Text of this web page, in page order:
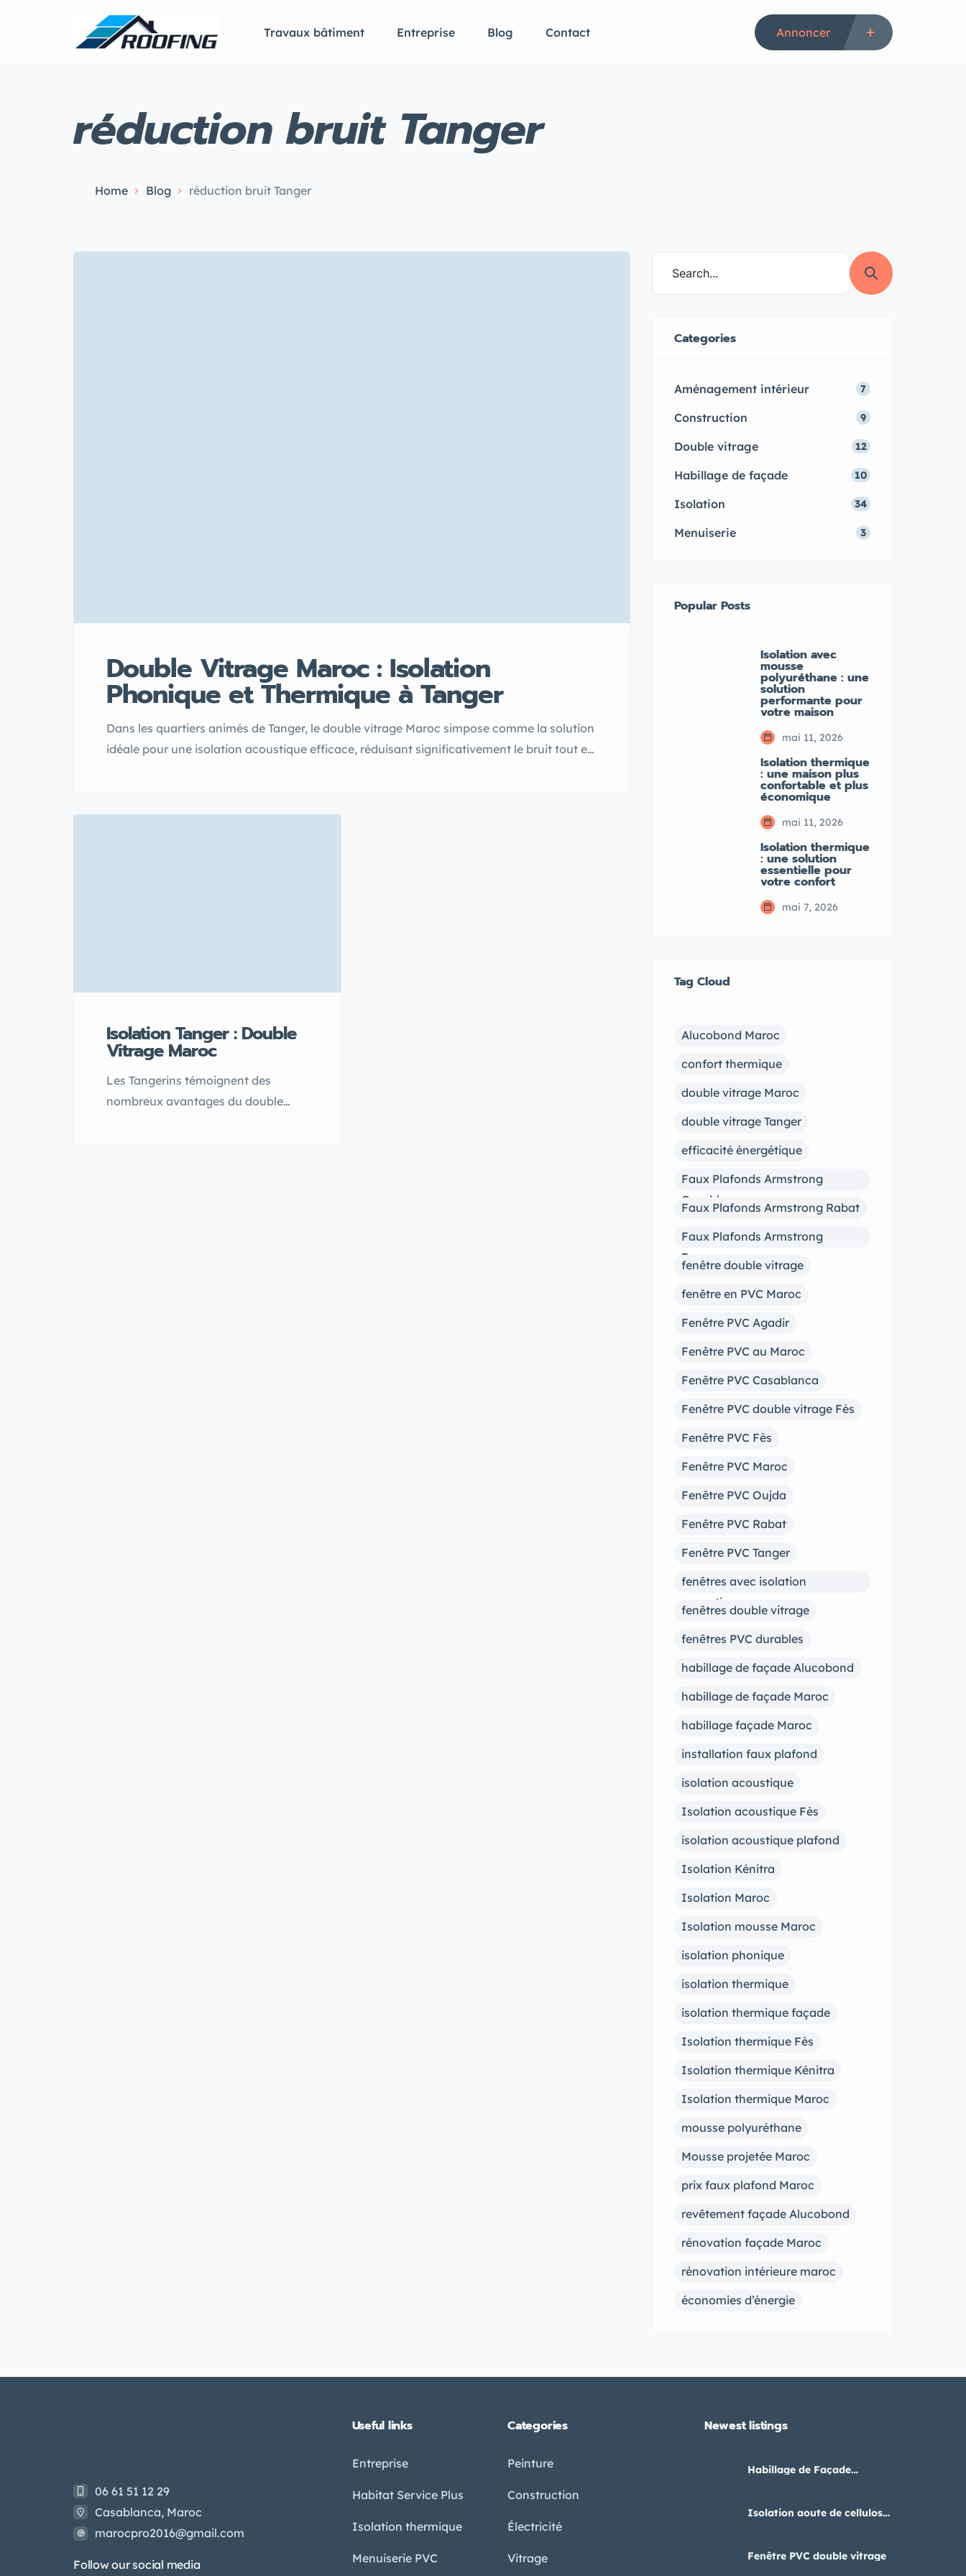
Travaux bâtiment Entreprise Blog Contact Annoncer
réduction bruit Tanger
Home Blog réduction bruit Tanger
Double Vitrage Maroc : Isolation
Phonique et Thermique à Tanger
Dans les quartiers animés de Tanger, le double vitrage Maroc simpose comme la solution
idéale pour une isolation acoustique efficace, réduisant significativement le bruit tout en
urbaines.
Isolation Tanger : Double
Vitrage Maroc
Les Tangerins témoignent des
nombreux avantages du double
Categories
Aménagement intérieur 7
Construction 9
Double vitrage 12
Habillage de façade 10
Isolation 34
Menuiserie 3
Popular Posts
Isolation avec
mousse
polyuréthane : une
solution
performante pour
votre maison
mai 11, 2026
Isolation thermique
: une maison plus
confortable et plus
économique
mai 11, 2026
Isolation thermique
: une solution
essentielle pour
votre confort
mai 7, 2026
Tag Cloud
Alucobond Maroc
confort thermique
double vitrage Maroc
double vitrage Tanger
efficacité énergétique
Faux Plafonds Armstrong
Casablanca
Faux Plafonds Armstrong Rabat
Faux Plafonds Armstrong
Tanger
fenêtre double vitrage
fenêtre en PVC Maroc
Fenêtre PVC Agadir
Fenêtre PVC au Maroc
Fenêtre PVC Casablanca
Fenêtre PVC double vitrage Fès
Fenêtre PVC Fès
Fenêtre PVC Maroc
Fenêtre PVC Oujda
Fenêtre PVC Rabat
Fenêtre PVC Tanger
fenêtres avec isolation
acoustique
fenêtres double vitrage
fenêtres PVC durables
habillage de façade Alucobond
habillage de façade Maroc
habillage façade Maroc
installation faux plafond
isolation acoustique
Isolation acoustique Fès
isolation acoustique plafond
Isolation Kénitra
Isolation Maroc
Isolation mousse Maroc
isolation phonique
isolation thermique
isolation thermique façade
Isolation thermique Fès
Isolation thermique Kénitra
Isolation thermique Maroc
mousse polyuréthane
Mousse projetée Maroc
prix faux plafond Maroc
revêtement façade Alucobond
rénovation façade Maroc
rénovation intérieure maroc
économies d’énergie
06 61 51 12 29
Casablanca, Maroc
marocpro2016@gmail.com
Follow our social media
Useful links
Entreprise
Habitat Service Plus
Isolation thermique
Menuiserie PVC
Categories
Peinture
Construction
Électricité
Vitrage
Newest listings​
Habillage de Façade
Isolation aoute de cellulose
Fenêtre PVC double vitrage